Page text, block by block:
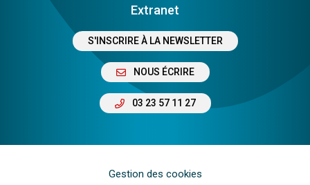
Extranet
S'INSCRIRE À LA NEWSLETTER
NOUS ÉCRIRE
03 23 57 11 27
Gestion des cookies